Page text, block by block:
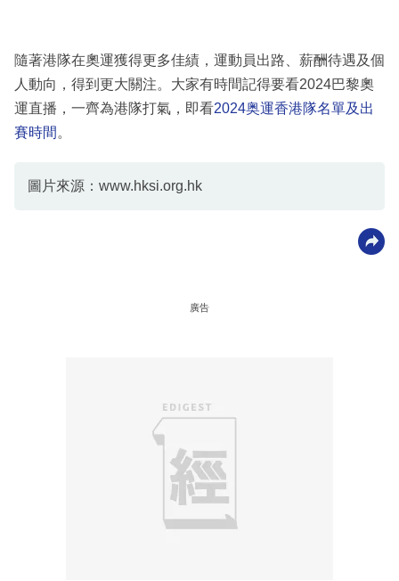
隨著港隊在奧運獲得更多佳績，運動員出路、薪酬待遇及個
人動向，得到更大關注。大家有時間記得要看2024巴黎奧
運直播，一齊為港隊打氣，即看2024奥運香港隊名單及出
賽時間 。
圖片來源：www.hksi.org.hk
廣告